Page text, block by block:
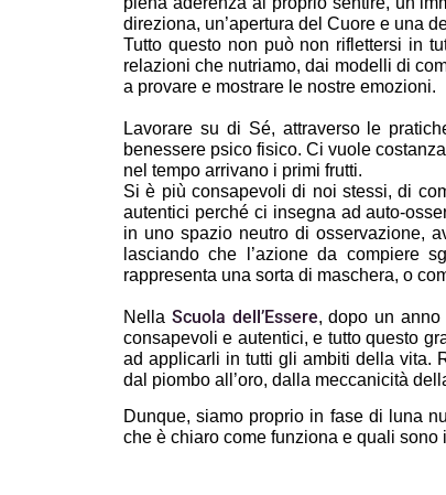
direziona, un’apertura del Cuore e una
Tutto questo non può non riflettersi in
relazioni che nutriamo, dai modelli di
a provare e mostrare le nostre emozioni.
Lavorare su di Sé, attraverso le
benessere psico fisico. Ci vuole
nel tempo arrivano i primi frutti.
Si è più consapevoli di noi stessi, di
autentici perché ci insegna ad auto-
in uno spazio neutro di osservazione,
lasciando che l’azione da compiere
rappresenta una sorta di maschera, o
Nella Scuola dell’Essere, dopo un
consapevoli e autentici, e tutto questo
ad applicarli in tutti gli ambiti della vita.
dal piombo all’oro, dalla meccanicità
Dunque, siamo proprio in fase di luna
che è chiaro come funziona e quali sono